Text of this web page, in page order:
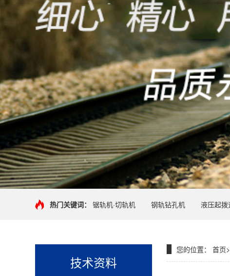
热门关键词： 锯轨机·切轨机 钢轨钻孔机 液压起拨
技术资料
您的位置： 首页>